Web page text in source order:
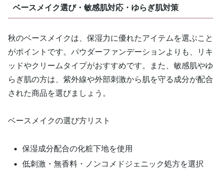
ベースメイク選び・敏感肌対応・ゆらぎ肌対策
秋のベースメイクは、保湿力に優れたアイテムを選ぶこと
がポイントです。パウダーファンデーションよりも、リキ
ッドやクリームタイプがおすすめです。また、敏感肌やゆ
らぎ肌の方は、紫外線や外部刺激から肌を守る成分が配合
された商品を選びましょう。
ベースメイクの選び方リスト
保湿成分配合の化粧下地を使用
低刺激・無香料・ノンコメドジェニック処方を選択